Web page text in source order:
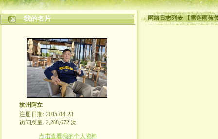
我的名片
杭州阿立
注册日期: 2015-04-23
访问总量: 2,288,672 次
点击查看我的个人资料
网络日志列表 【雪莲雨荷